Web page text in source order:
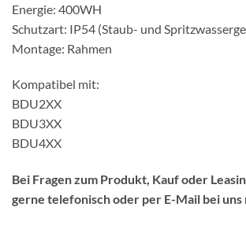
Energie: 400WH
Schutzart: IP54 (Staub- und
Montage: Rahmen
Kompatibel mit:
BDU2XX
BDU3XX
BDU4XX
Bei Fragen zum Produkt, Kauf oder
gerne telefonisch oder per E-Mail bei uns